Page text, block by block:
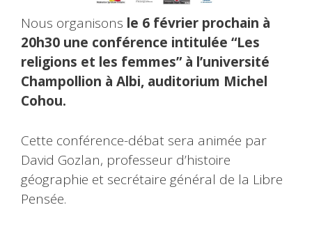
Nous organisons le 6 février prochain à
20h30 une conférence intitulée “Les
religions et les femmes” à l’université
Champollion à Albi, auditorium Michel
Cohou.
Cette conférence-débat sera animée par
David Gozlan, professeur d’histoire
géographie et secrétaire général de la Libre
Pensée.